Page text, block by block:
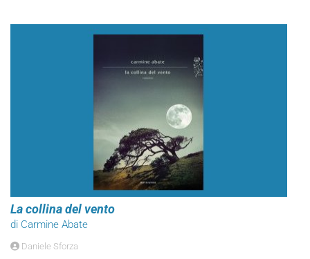
La collina del vento
di Carmine Abate
Daniele Sforza